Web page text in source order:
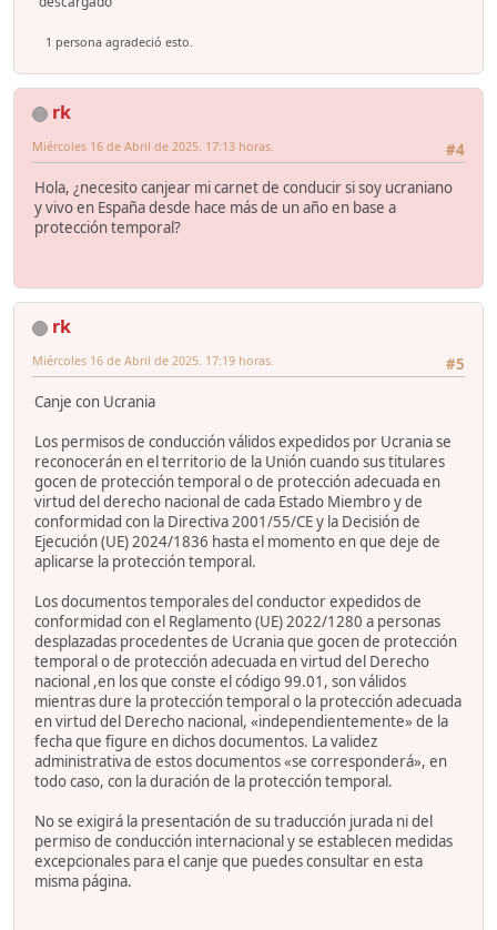
1 persona agradeció esto.
rk
#4
Miércoles 16 de Abril de 2025. 17:13 horas.
Hola, ¿necesito canjear mi carnet de conducir si soy ucraniano
y vivo en España desde hace más de un año en base a
protección temporal?
rk
#5
Miércoles 16 de Abril de 2025. 17:19 horas.
Canje con Ucrania
Los permisos de conducción válidos expedidos por Ucrania se
reconocerán en el territorio de la Unión cuando sus titulares
gocen de protección temporal o de protección adecuada en
virtud del derecho nacional de cada Estado Miembro y de
conformidad con la Directiva 2001/55/CE y la Decisión de
Ejecución (UE) 2024/1836 hasta el momento en que deje de
aplicarse la protección temporal.
Los documentos temporales del conductor expedidos de
conformidad con el Reglamento (UE) 2022/1280 a personas
desplazadas procedentes de Ucrania que gocen de protección
temporal o de protección adecuada en virtud del Derecho
nacional ,en los que conste el código 99.01, son válidos
mientras dure la protección temporal o la protección adecuada
en virtud del Derecho nacional, «independientemente» de la
fecha que figure en dichos documentos. La validez
administrativa de estos documentos «se corresponderá», en
todo caso, con la duración de la protección temporal.
No se exigirá la presentación de su traducción jurada ni del
permiso de conducción internacional y se establecen medidas
excepcionales para el canje que puedes consultar en esta
misma página.